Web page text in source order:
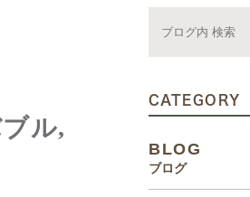
ル,
CATEGORY
BLOG
ブログ